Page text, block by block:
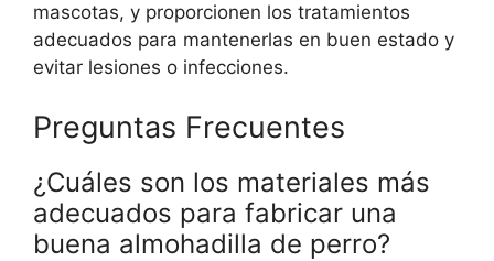
mascotas, y proporcionen los tratamientos
adecuados para mantenerlas en buen estado y
evitar lesiones o infecciones.
Preguntas Frecuentes
¿Cuáles son los materiales más
adecuados para fabricar una
buena almohadilla de perro?